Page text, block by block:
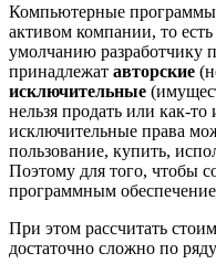
Компьютерные
активом компании, то
умолчанию разработчику
принадлежат авторские
исключительные
нельзя продать или как-
исключительные права
пользование, купить,
Поэтому для того, чтобы
программным
При этом рассчитать
достаточно сложно по